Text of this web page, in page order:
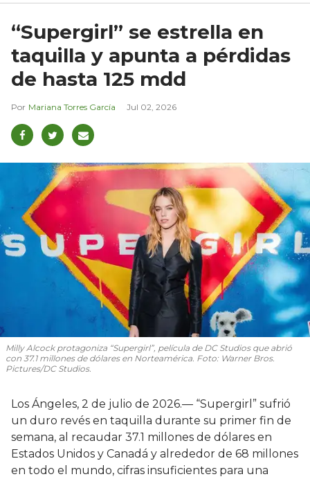
“Supergirl” se estrella en
taquilla y apunta a pérdidas
de hasta 125 mdd
Mariana Torres García Jul 02, 2026
Milly Alcock protagoniza “Supergirl”, película de DC Studios que abrió
con 37.1 millones de dólares en Norteamérica. Foto: Warner Bros.
Pictures/DC Studios.
Los Ángeles, 2 de julio de 2026.— “Supergirl” sufrió
un duro revés en taquilla durante su primer fin de
semana, al recaudar 37.1 millones de dólares en
Estados Unidos y Canadá y alrededor de 68 millones
en todo el mundo, cifras insuficientes para una